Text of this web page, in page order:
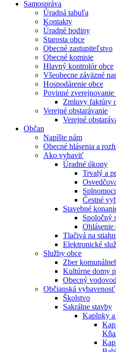
Samospráva
Úradná tabuľa
Kontakty
Úradné hodiny
Starosta obce
Obecné zastupiteľstvo
Obecné komisie
Hlavný kontrolór obce
Všeobecne záväzné
Hospodárenie obce
Povinné
Zmluvy faktúry
Verejné obstarávanie
Verejné
Občan
Napíšte nám
Obecné hlásenia a
Ako vybaviť
Úradné úkony
Trvalý a
Čestné
Stavebné
Spoločný
Ohlásenie
Tlačivá na
Elektronické
Služby obce
Zber
Kultúrne domy
Obecný
Občianská vybavenosť
Školstvo
Sakrálne stavby
Kaplnky